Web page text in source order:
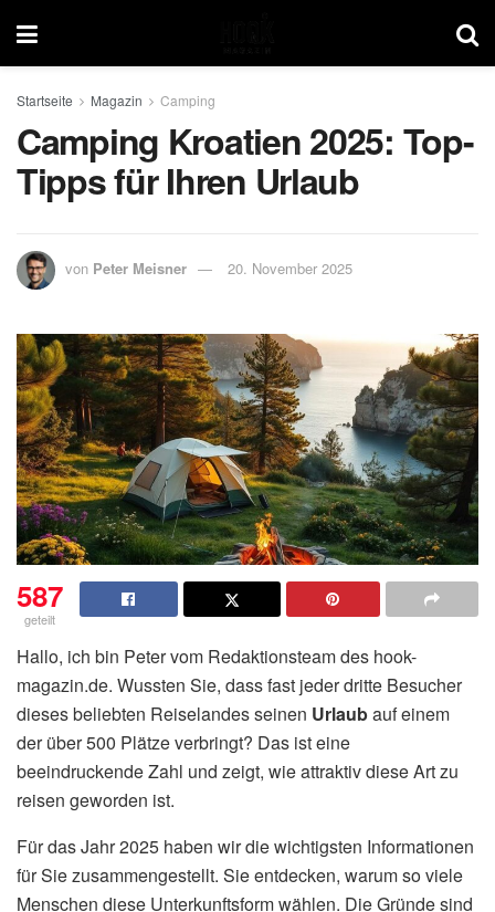
Startseite Magazin Camping
Camping Kroatien 2025: Top-
Tipps für Ihren Urlaub
von Peter Meisner 20. November 2025
587
geteilt
Hallo, ich bin Peter vom Redaktionsteam des hook-
magazin.de. Wussten Sie, dass fast jeder dritte Besucher
dieses beliebten Reiselandes seinen Urlaubauf einem
der über 500 Plätze verbringt? Das ist eine
beeindruckende Zahl und zeigt, wie attraktiv diese Art zu
reisen geworden ist.
Für das Jahr 2025 haben wir die wichtigsten Informationen
für Sie zusammengestellt. Sie entdecken, warum so viele
Menschen diese Unterkunftsform wählen. Die Gründe sind